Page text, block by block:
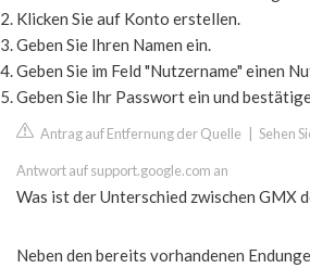
Klicken Sie auf Konto erstellen.
Geben Sie Ihren Namen ein.
Geben Sie im Feld "Nutzername" einen
Geben Sie Ihr Passwort ein und
Antrag auf Entfernung der Quelle Sehen
Antwort auf support.google.com an
Was ist der Unterschied zwischen GMX
Neben den bereits vorhandenen